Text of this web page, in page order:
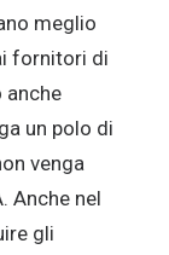
meglio
fornitori di
anche
un polo di
venga
Anche nel
gli